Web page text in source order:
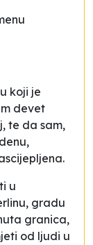
koji je
devet
te da sam,
u
gradu
granica,
od ljudi u